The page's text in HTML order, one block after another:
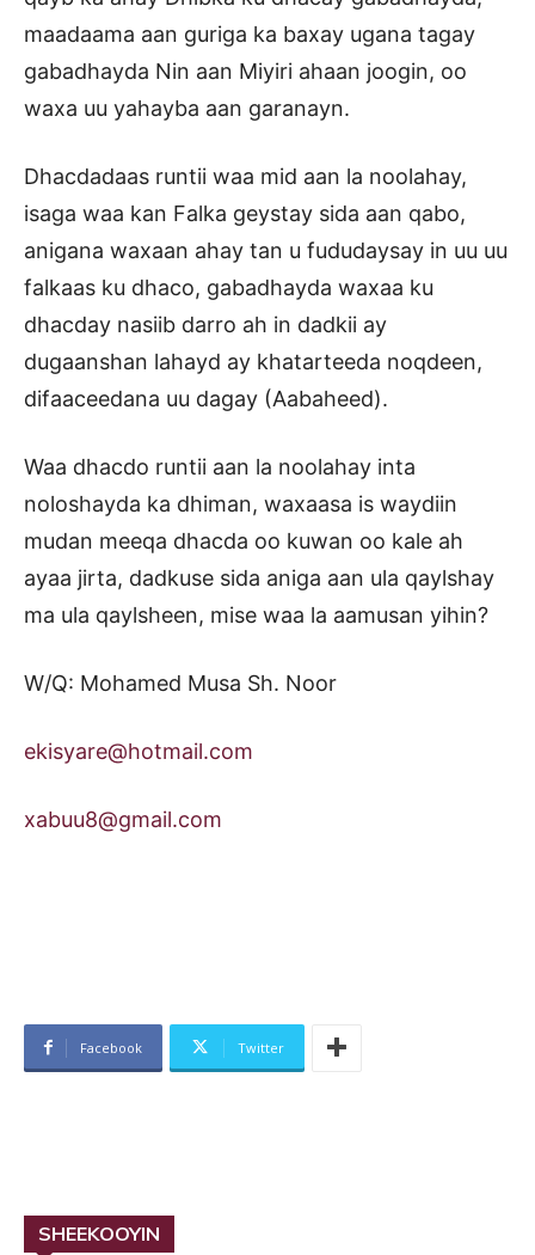
maadaama aan guriga ka baxay ugana tagay
gabadhayda Nin aan Miyiri ahaan joogin, oo
waxa uu yahayba aan garanayn.
Dhacdadaas runtii waa mid aan la noolahay,
isaga waa kan Falka geystay sida aan qabo,
anigana waxaan ahay tan u fududaysay in uu uu
falkaas ku dhaco, gabadhayda waxaa ku
dhacday nasiib darro ah in dadkii ay
dugaanshan lahayd ay khatarteeda noqdeen,
difaaceedana uu dagay (Aabaheed).
Waa dhacdo runtii aan la noolahay inta
noloshayda ka dhiman, waxaasa is waydiin
mudan meeqa dhacda oo kuwan oo kale ah
ayaa jirta, dadkuse sida aniga aan ula qaylshay
ma ula qaylsheen, mise waa la aamusan yihin?
W/Q: Mohamed Musa Sh. Noor
ekisyare@hotmail.com
xabuu8@gmail.com
Facebook Twitter
SHEEKOOYIN